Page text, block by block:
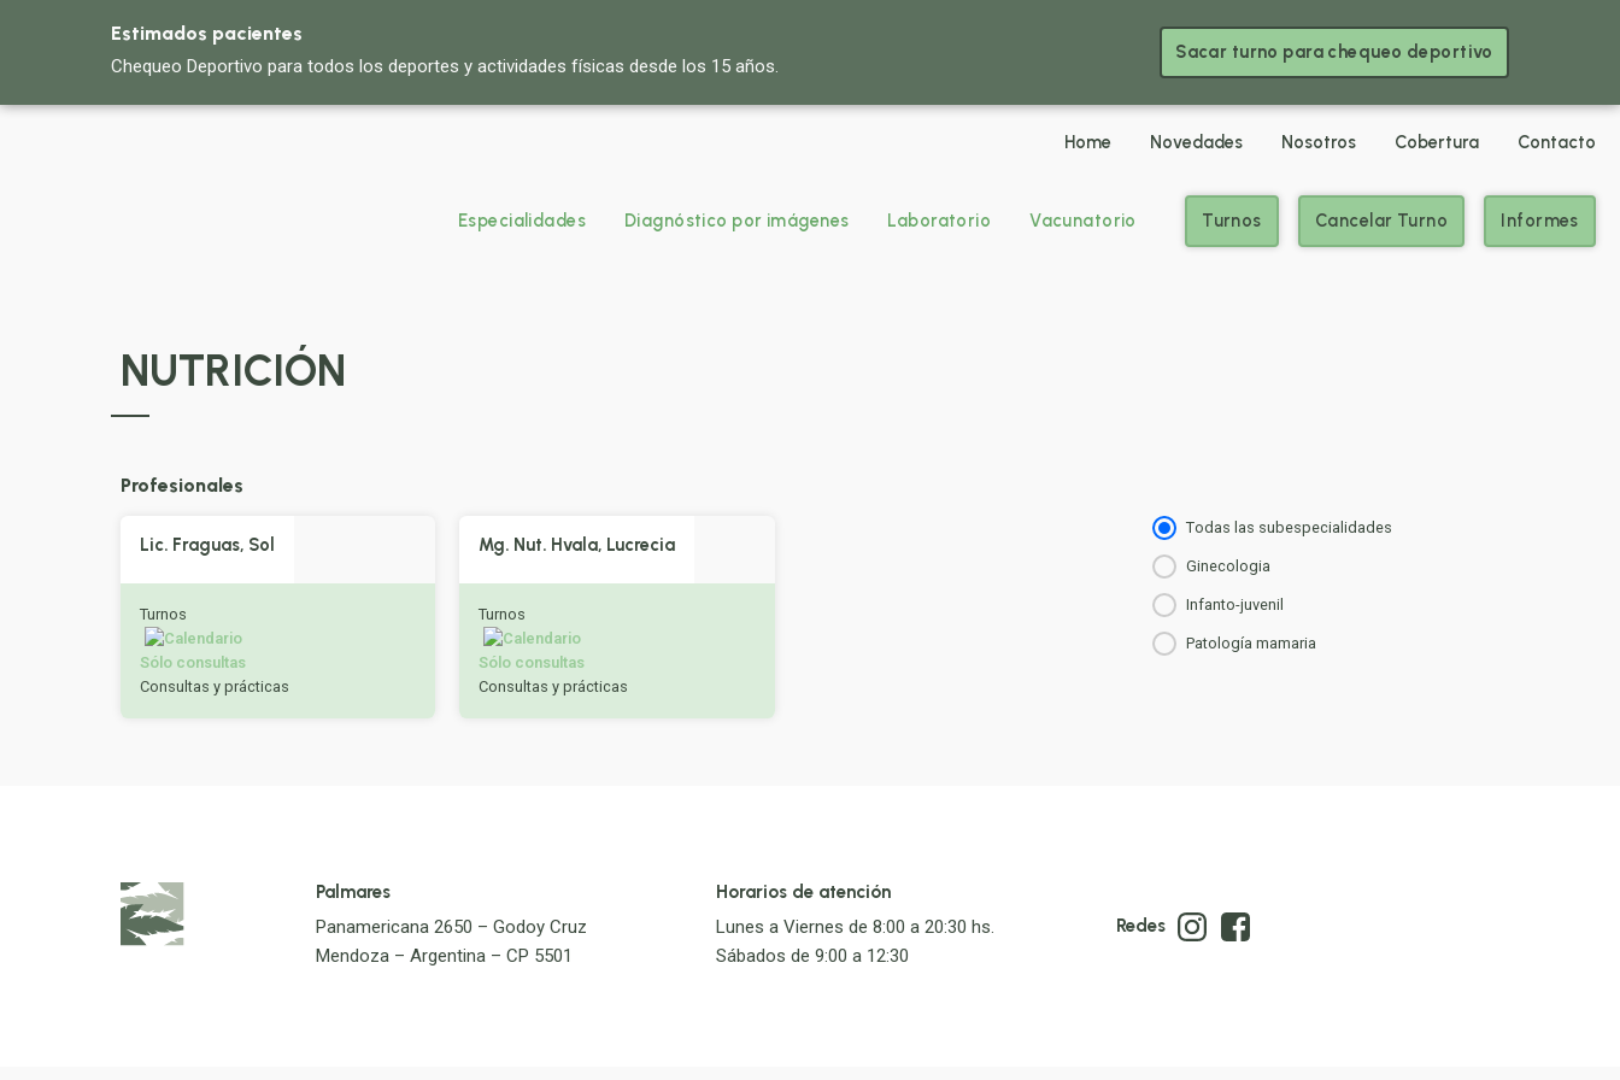
Estimados pacientes
Chequeo Deportivo para todos los deportes y actividades físicas desde los 15 años.
Sacar turno para chequeo deportivo
Home Novedades Nosotros Cobertura Contacto
Especialidades Diagnóstico por imágenes Laboratorio Vacunatorio Turnos Cancelar Turno Informes
NUTRICIÓN
Profesionales
Lic. Fraguas, Sol
Turnos
Sólo consultas
Consultas y prácticas
Mg. Nut. Hvala, Lucrecia
Turnos
Sólo consultas
Consultas y prácticas
Todas las subespecialidades
ginecologia
infanto-juvenil
patología mamaria
Palmares
Panamericana 2650 – Godoy Cruz
Mendoza – Argentina – CP 5501
Horarios de atención
Lunes a Viernes de 8:00 a 20:30 hs.
Sábados de 9:00 a 12:30
Redes